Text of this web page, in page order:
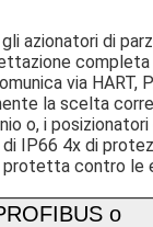
azionatori di
via HART,
la scelta
o, i
IP66 4x di
protetta contro le
o